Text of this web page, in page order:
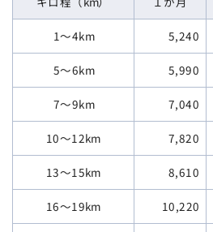
1～4km 5,240
5～6km 5,990
7～9km 7,040
10～12km 7,820
13～15km 8,610
16～19km 10,220